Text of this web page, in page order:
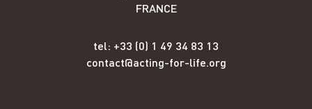
FRANCE
tel: +33 (0) 1 49 34 83 13
contact@acting-for-life.org